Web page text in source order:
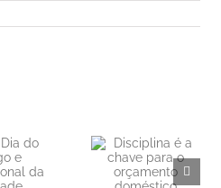
Disciplina é a
chave para o